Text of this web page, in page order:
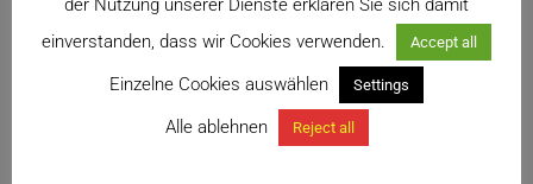
der Nutzung unserer Dienste erklären Sie sich damit
einverstanden, dass wir Cookies verwenden.
Accept all
Einzelne Cookies auswählen Settings
Alle ablehnen Reject all